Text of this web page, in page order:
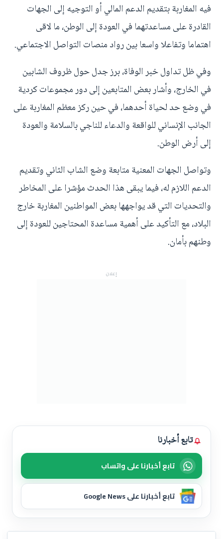
فيه المغاربة بتقديم الدعم المالي أو التوجيه إلى الجهات
القادرة على مساعدتهما في العودة إلى الوطن، ما لاقى
اهتماما وتفاعلا واسعا بين رواد منصات التواصل الاجتماعي.
وفي ظل تداول خبر الوفاة، برز جدل حول ظروف الشابين
في الخارج، وأشار بعض المتابعين إلى دور مجموعات كردية
في وضع حد لحياة أحدهما، في حين ركز معظم المغاربة على
الجانب الإنساني للواقعة والدعاء للناجي بالسلامة والعودة
إلى أرض الوطن.
وتواصل الجهات المعنية متابعة وضع الشاب الثاني وتقديم
الدعم اللازم له، فيما يبقى هذا الحدث مؤشرا على المخاطر
والتحديات التي قد يواجهها بعض المواطنين المغاربة خارج
البلاد، مع التأكيد على أهمية مساعدة المحتاجين للعودة إلى
وطنهم بأمان.
إعلان
تابع أخبارنا
تابع أخبارنا على واتساب
تابع أخبارنا على Google News